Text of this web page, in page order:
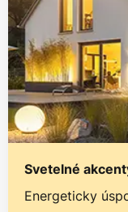
Svetelné
Energeticky